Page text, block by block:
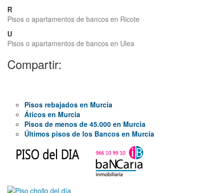
R
Pisos o apartamentos de bancos en Ricote
U
Pisos o apartamentos de bancos en Ulea
Compartir:
Pisos rebajados en Murcia
Áticos en Murcia
Pisos de menos de 45.000 en Murcia
Últimos pisos de los Bancos en Murcia